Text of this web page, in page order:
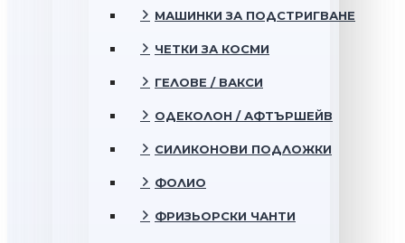
МАШИНКИ ЗА ПОДСТРИГВАНЕ
ЧЕТКИ ЗА КОСМИ
ГЕЛОВЕ / ВАКСИ
ОДЕКОЛОН / АФТЪРШЕЙВ
СИЛИКОНОВИ ПОДЛОЖКИ
ФОЛИО
ФРИЗЬОРСКИ ЧАНТИ